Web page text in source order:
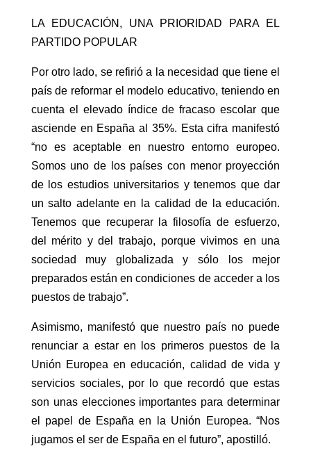
LA EDUCACIÓN, UNA PRIORIDAD PARA EL
PARTIDO POPULAR
Por otro lado, se refirió a la necesidad que tiene el
país de reformar el modelo educativo, teniendo en
cuenta el elevado índice de fracaso escolar que
asciende en España al 35%. Esta cifra manifestó
“no es aceptable en nuestro entorno europeo.
Somos uno de los países con menor proyección
de los estudios universitarios y tenemos que dar
un salto adelante en la calidad de la educación.
Tenemos que recuperar la filosofía de esfuerzo,
del mérito y del trabajo, porque vivimos en una
sociedad muy globalizada y sólo los mejor
preparados están en condiciones de acceder a los
puestos de trabajo”.
Asimismo, manifestó que nuestro país no puede
renunciar a estar en los primeros puestos de la
Unión Europea en educación, calidad de vida y
servicios sociales, por lo que recordó que estas
son unas elecciones importantes para determinar
el papel de España en la Unión Europea. “Nos
jugamos el ser de España en el futuro”, apostilló.